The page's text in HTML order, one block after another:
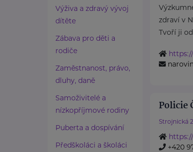
Výživa a zdravý vývoj
dítěte
Zábava pro děti a
rodiče
Zaměstnanost, právo,
dluhy, daně
Samoživitelé a
nízkopříjmové rodiny
Puberta a dospívání
Předškoláci a školáci
zdraví v
Tvoří ji
Policie
Strojnická
+420